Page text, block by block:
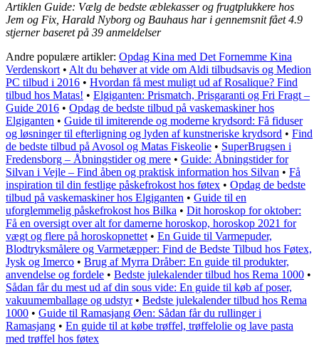
Artiklen Guide: Vælg de bedste æblekasser og frugtplukkere hos
Jem og Fix, Harald Nyborg og Bauhaus har i gennemsnit fået4.9
stjerner baseret på 39 anmeldelser
Andre populære artikler: Opdag Kina med Det Fornemme Kina
Verdenskort • Alt du behøver at vide om Aldi tilbudsavis og Medion
PC tilbud i 2016 • Hvordan få mest muligt ud af Rosalique? Find
tilbud hos Matas! • Elgiganten: Prismatch, Prisgaranti og Fri Fragt –
Guide 2016 • Opdag de bedste tilbud på vaskemaskiner hos
Elgiganten • Guide til imiterende og moderne krydsord: Få fiduser
og løsninger til efterligning og lyden af kunstneriske krydsord • Find
de bedste tilbud på Avosol og Matas Fiskeolie • SuperBrugsen i
Fredensborg – Åbningstider og mere • Guide: Åbningstider for
Silvan i Vejle – Find åben og praktisk information hos Silvan • Få
inspiration til din festlige påskefrokost hos føtex • Opdag de bedste
tilbud på vaskemaskiner hos Elgiganten • Guide til en
uforglemmelig påskefrokost hos Bilka • Dit horoskop for oktober:
Få en oversigt over alt for damerne horoskop, horoskop 2021 for
vægt og flere på horoskopnettet • En Guide til Varmepuder,
Blodtryksmålere og Varmetæpper: Find de Bedste Tilbud hos Føtex,
Jysk og Imerco • Brug af Myrra Dråber: En guide til produkter,
anvendelse og fordele • Bedste julekalender tilbud hos Rema 1000 •
Sådan får du mest ud af din sous vide: En guide til køb af poser,
vakuumemballage og udstyr• Bedste julekalender tilbud hos Rema
1000 • Guide til Ramasjang Øen: Sådan får du rullinger i
Ramasjang • En guide til at købe trøffel, trøffelolie og lave pasta
med trøffel hos føtex